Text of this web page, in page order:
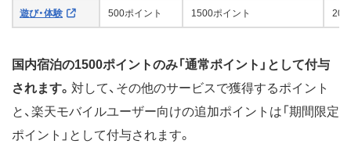
遊び・体験 500ポイント 1500ポイント
国内宿泊の1500ポイントのみ「通常ポイント」として付与
されます。 対して、その他のサービスで獲得するポイント
と、楽天モバイルユーザー向けの追加ポイントは「期間限定
ポイント」として付与されます。